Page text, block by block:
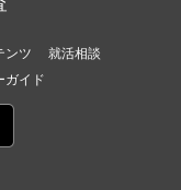
ンツ
就活相談
ガイド